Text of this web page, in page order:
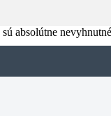
absolútne